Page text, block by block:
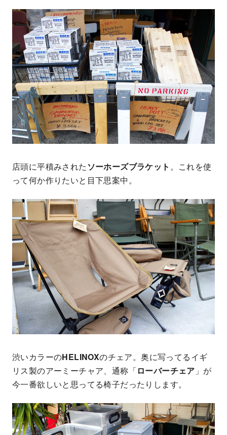
店頭に平積みされた ソーホーズブラケット 。これを使
って何か作りたいと目下思案中。
渋いカラーのHELINOXのチェア。奥に写ってるイギ
リス製のアーミーチャア、通称「ローバーチェア 」が
今一番欲しいと思ってる椅子だったりします。